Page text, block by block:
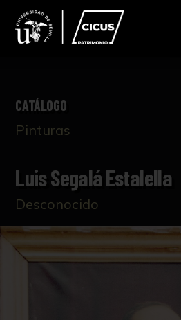
CATÁLOGO
Pinturas
Luis Segalá Estalella
Desconocido